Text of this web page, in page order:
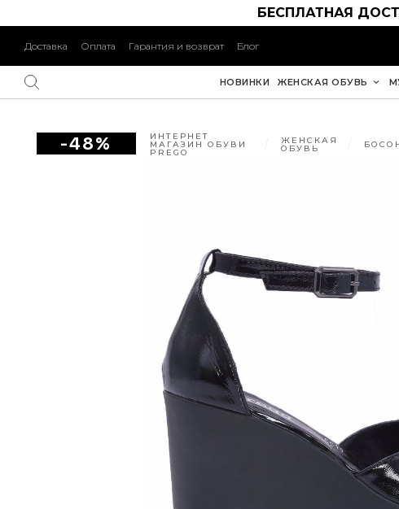
БЕСПЛАТНАЯ
Доставка Оплата Гарантия и возврат Блог
НОВИНКИ ЖЕНСКАЯ ОБУВЬ
-48% ИНТЕРНЕТ
МАГАЗИН ОБУВИ
PREGO
ЖЕНСКАЯ
ОБУВЬ